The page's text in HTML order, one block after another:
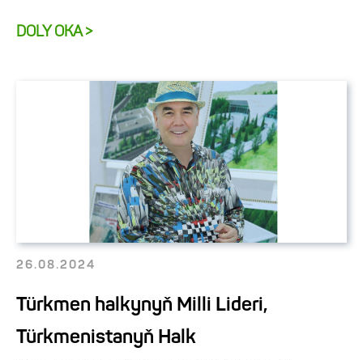
DOLY OKA >
26.08.2024
Türkmen halkynyň Milli Lideri,
Türkmenistanyň Halk